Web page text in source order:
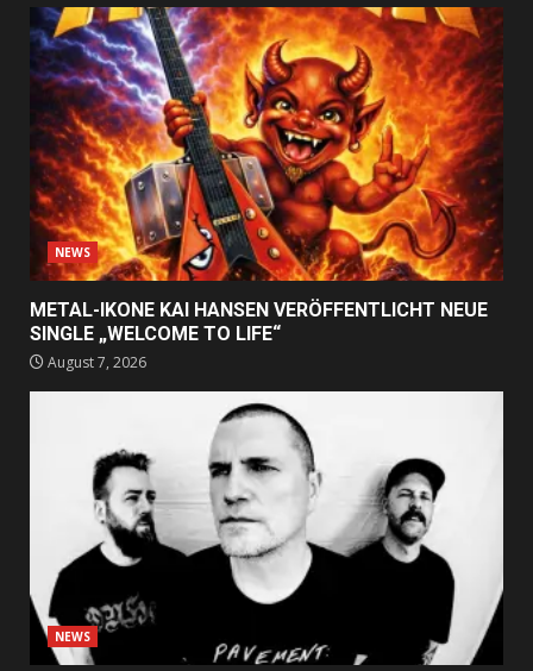
NEWS
METAL-IKONE KAI HANSEN VERÖFFENTLICHT NEUE
SINGLE „WELCOME TO LIFE“
August 7, 2026
NEWS